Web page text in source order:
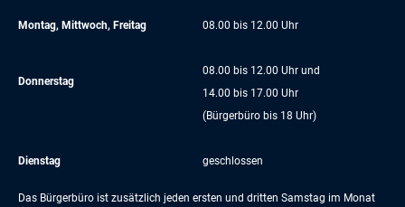
Montag, Mittwoch, Freitag 08.00 bis 12.00 Uhr
Donnerstag
08.00 bis 12.00 Uhr und
14.00 bis 17.00 Uhr
(Bürgerbüro bis 18 Uhr)
Dienstag geschlossen
Das Bürgerbüro ist zusätzlich jeden ersten und dritten Samstag im Monat